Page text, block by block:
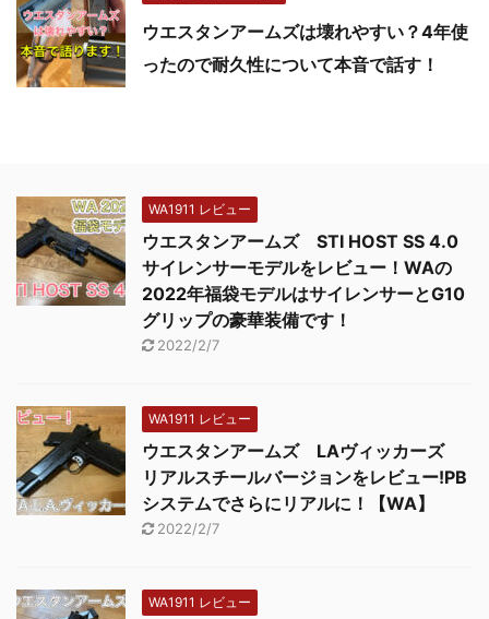
ウエスタンアームズは壊れやすい？4年使
ったので耐久性について本音で話す！
WA1911 レビュー
ウエスタンアームズ STI HOST SS 4.0
サイレンサーモデルをレビュー！WAの
2022年福袋モデルはサイレンサーとG10
グリップの豪華装備です！
2022/2/7
WA1911 レビュー
ウエスタンアームズ LAヴィッカーズ
リアルスチールバージョンをレビュー!PB
システムでさらにリアルに！【WA】
2022/2/7
WA1911 レビュー